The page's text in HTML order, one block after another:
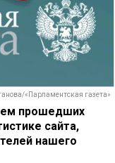
«Парламентская газета»
прошедших
сайта,
нашего